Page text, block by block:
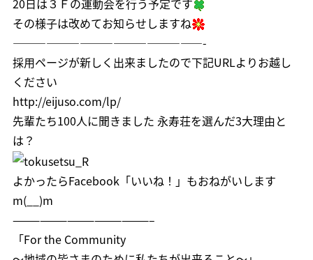
その様子は改めてお知らせしますね
—————————————————-
採用ページが新しく出来ましたので下記URLよりお越し
ください
http://eijuso.com/lp/
先輩たち100人に聞きました 永寿荘を選んだ3大理由と
は？
よかったらFacebook「いいね！」 もおねがいします
m(__)m
———————————————–
「For the Community